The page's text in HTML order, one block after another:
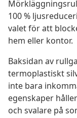
100 %
valet för att
hem eller kontor.
Baksidan av
termoplastiskt
inte bara
egenskaper
och svalare på